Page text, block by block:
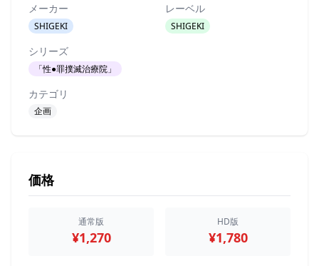
メーカー
SHIGEKI
レーベル
SHIGEKI
シリーズ
「性●罪撲滅治療院」
カテゴリ
企画
価格
通常版
¥1,270
HD版
¥1,780